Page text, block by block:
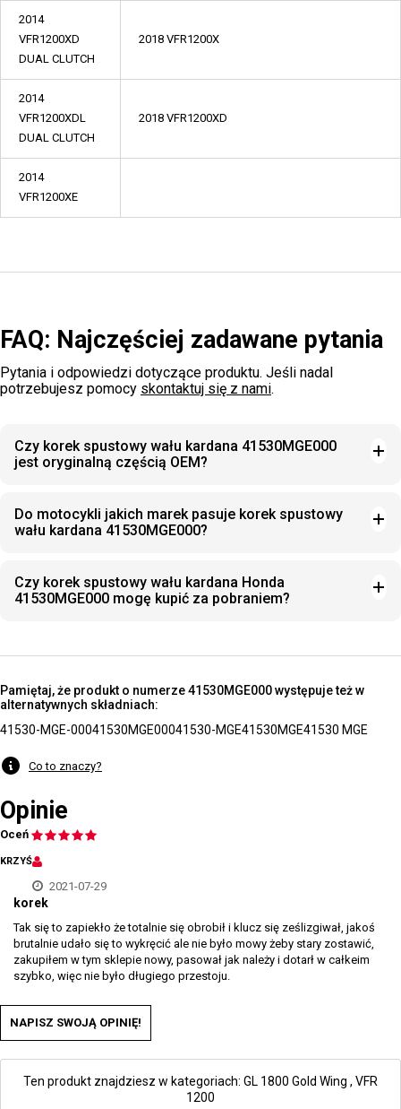
2014
VFR1200XD
DUAL CLUTCH
2018 VFR1200X
2014
VFR1200XDL
DUAL CLUTCH
2018 VFR1200XD
2014
VFR1200XE
FAQ: Najczęściej zadawane pytania
Pytania i odpowiedzi dotyczące produktu. Jeśli nadal
potrzebujesz pomocy skontaktuj się z nami.
Czy korek spustowy wału kardana 41530MGE000
jest oryginalną częścią OEM?
Do motocykli jakich marek pasuje korek spustowy
wału kardana 41530MGE000?
Czy korek spustowy wału kardana Honda
41530MGE000 mogę kupić za pobraniem?
Pamiętaj, że produkt o numerze 41530MGE000 występuje też w
alternatywnych składniach:
41530-MGE-00041530MGE00041530-MGE41530MGE41530 MGE
Co to znaczy?
Opinie
Oceń
KRZYŚ
2021-07-29
korek
Tak się to zapiekło że totalnie się obrobił i klucz się ześlizgiwał, jakoś
brutalnie udało się to wykręcić ale nie było mowy żeby stary zostawić,
zakupiłem w tym sklepie nowy, pasował jak należy i dotarł w całkeim
szybko, więc nie było długiego przestoju.
NAPISZ SWOJĄ OPINIĘ!
Ten produkt znajdziesz w kategoriach: GL 1800 Gold Wing , VFR
1200